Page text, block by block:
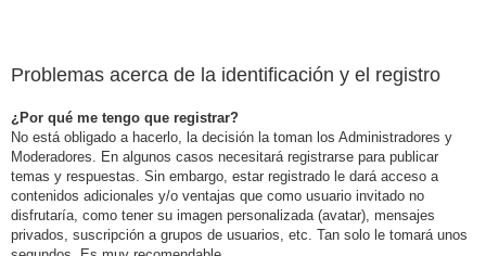
Problemas acerca de la identificación y el registro
¿Por qué me tengo que registrar?
No está obligado a hacerlo, la decisión la toman los Administradores y
Moderadores. En algunos casos necesitará registrarse para publicar
temas y respuestas. Sin embargo, estar registrado le dará acceso a
contenidos adicionales y/o ventajas que como usuario invitado no
disfrutaría, como tener su imagen personalizada (avatar), mensajes
privados, suscripción a grupos de usuarios, etc. Tan solo le tomará unos